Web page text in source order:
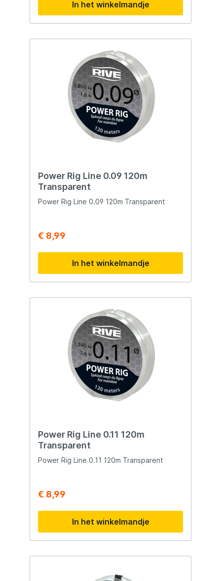
vissen goed vast en zorgt voor een snelle
en veilige landing. Wilt u uw
baarsavonturen naar een hoger niveau
King Pro Eyed A1 Pole Banded Barbless 15
cm. Dankzij de scherpe punt, het
gebandeerde ontwerp en de duurzame
kwaliteit is deze haak de perfecte keuze
voor elke serieuze witvisser. Bestel
vandaag nog en ontdek waarom
Gamakatsu het merk van keuze is voor de
serieuze visser!
In het winkelmandje
Power Rig Line 0.09 120m
Transparent
Power Rig Line 0.09 120m Transparent
€ 8,99
In het winkelmandje
Power Rig Line 0.11 120m
Transparent
Power Rig Line 0.11 120m Transparent
€ 8,99
In het winkelmandje